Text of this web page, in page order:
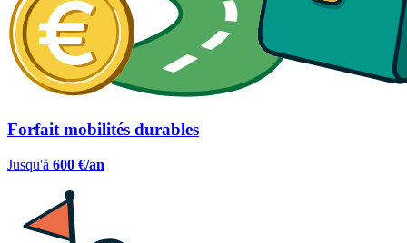
Forfait mobilités durables
Jusqu'à 600 €/an